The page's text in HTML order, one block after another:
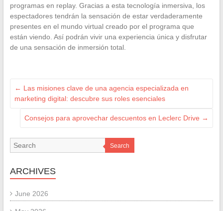
programas en replay. Gracias a esta tecnología inmersiva, los
espectadores tendrán la sensación de estar verdaderamente
presentes en el mundo virtual creado por el programa que
están viendo. Así podrán vivir una experiencia única y disfrutar
de una sensación de inmersión total.
← Las misiones clave de una agencia especializada en
marketing digital: descubre sus roles esenciales
Consejos para aprovechar descuentos en Leclerc Drive →
Search
ARCHIVES
June 2026